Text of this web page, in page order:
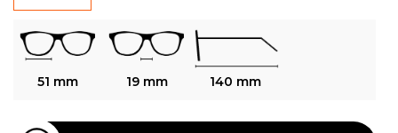
51 mm 19 mm 140 mm